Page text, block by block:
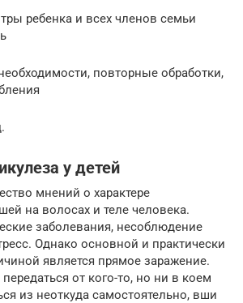
ребенка и всех членов семьи
повторные обработки,
у детей
мнений о характере
на волосах и теле человека.
заболевания, несоблюдение
Однако основной и практически
является прямое заражение.
от кого-то, но ни в коем
из неоткуда самостоятельно, вши